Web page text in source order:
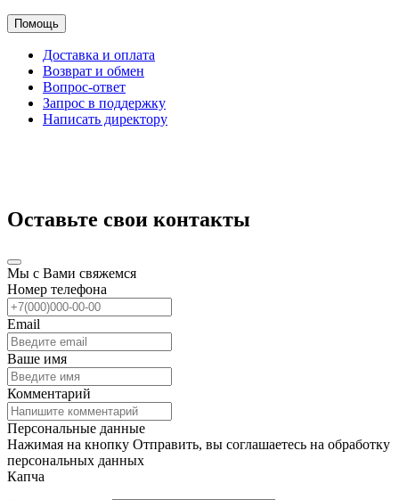
Помощь
Доставка и оплата
Возврат и обмен
Вопрос-ответ
Запрос в поддержку
Написать директору
Оставьте свои контакты
Мы с Вами свяжемся
Номер телефона
Email
Ваше имя
Комментарий
Персональные данные
Нажимая на кнопку Отправить, вы соглашаетесь на обработку
персональных данных
Капча